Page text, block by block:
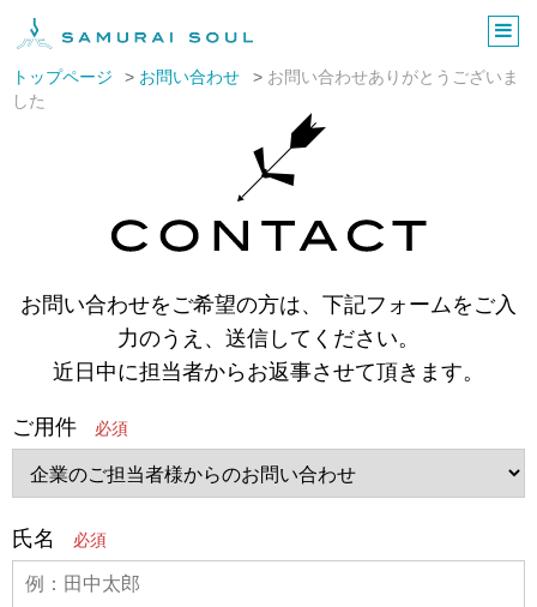
トップページ お問い合わせ
お問い合わせありがとうございま
した
お問い合わせをご希望の方は、下記フォームをご入
力のうえ、送信してください。
近日中に担当者からお返事させて頂きます。
ご用件
氏名